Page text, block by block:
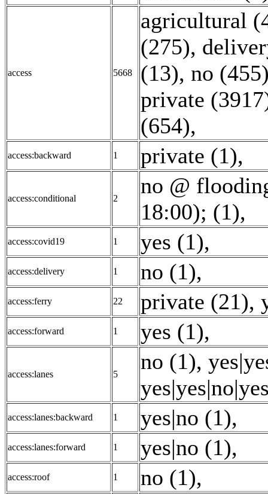
access 5668
agricultural
(275),
(13), no
private
(654),
access:backward 1 private (1),
access:conditional 2
no @
18:00); (1),
access:covid19 1 yes (1),
access:delivery 1 no (1),
access:ferry 22 private (21),
access:forward 1 yes (1),
access:lanes 5
no (1),
access:lanes:backward 1 yes|no (1),
access:lanes:forward 1 yes|no (1),
access:roof 1 no (1),